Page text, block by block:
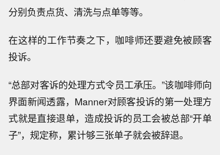
分别负责点货、清洗与点单等等。
在这样的工作节奏之下，咖啡师还要避免被顾客
投诉。
“总部对客诉的处理方式令员工承压。”该咖啡师向
界面新闻透露，Manner对顾客投诉的第一处理方
式就是直接退单，造成投诉的员工会被总部“开单
子”，规定称，累计够三张单子就会被辞退。